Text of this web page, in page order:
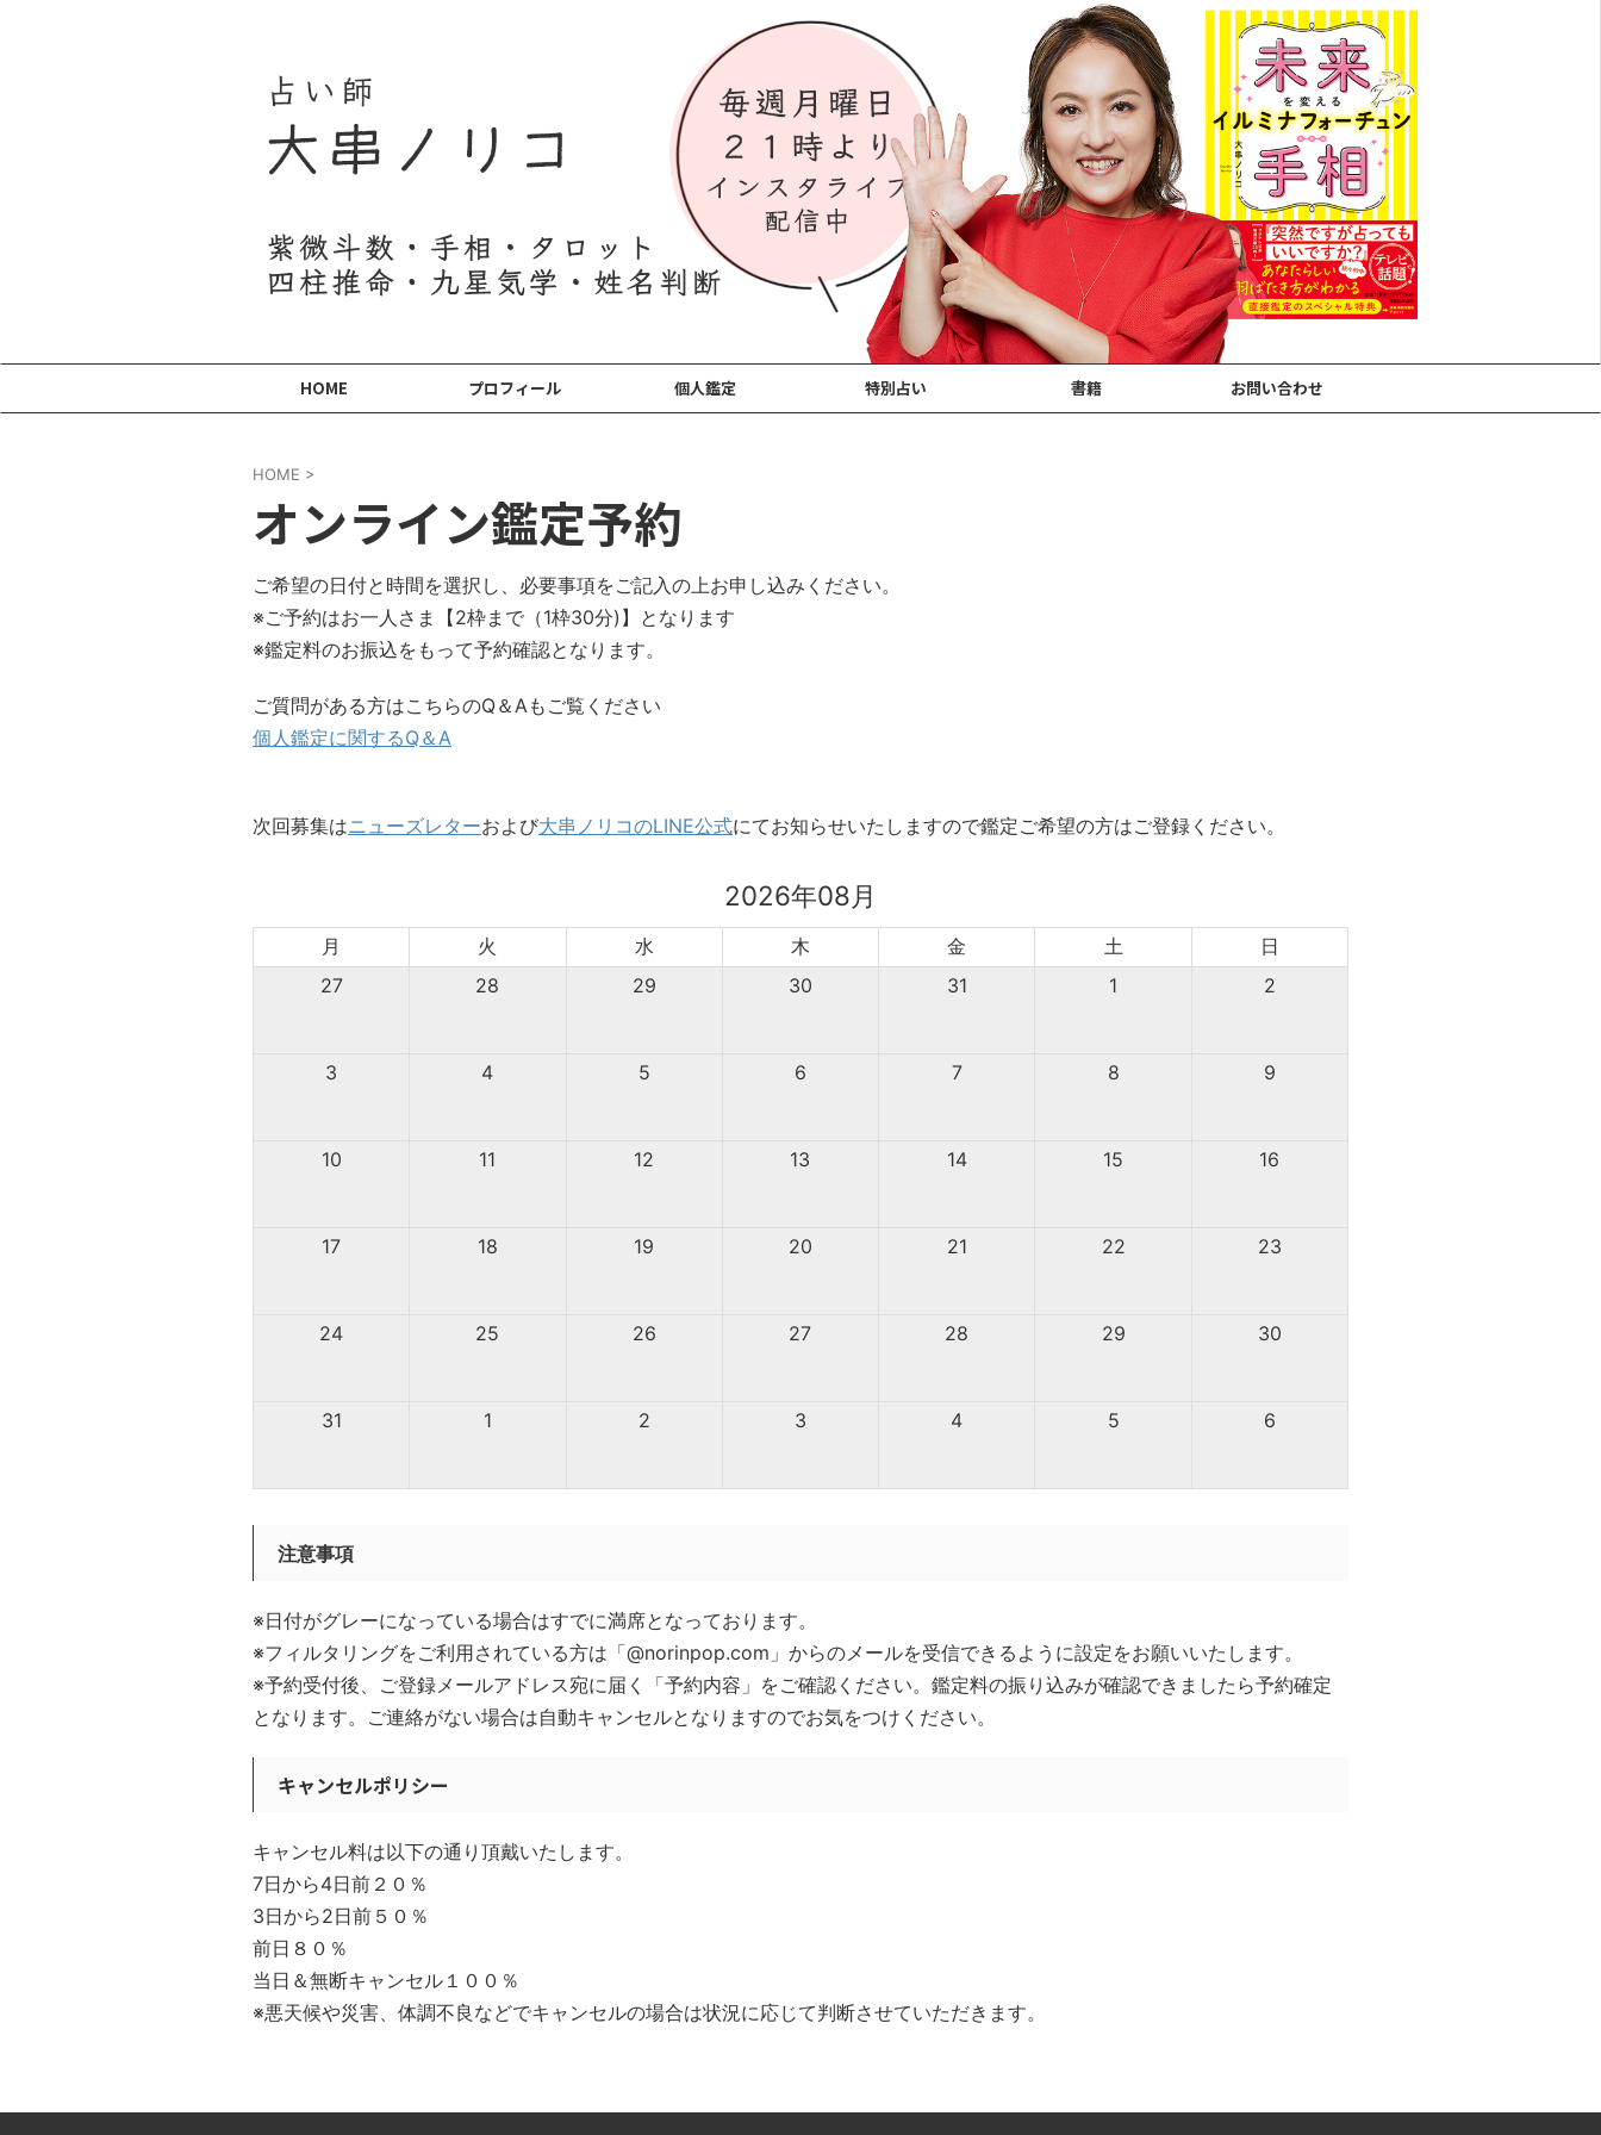
HOME プロフィール 個人鑑定 特別占い 書籍 お問い合わせ
HOME >
オンライン鑑定予約
ご希望の日付と時間を選択し、必要事項をご記入の上お申し込みください。
※ご予約はお一人さま【2枠まで（1枠30分)】となります
※鑑定料のお振込をもって予約確認となります。
ご質問がある方はこちらのQ＆Aもご覧ください
個人鑑定に関するQ＆A
次回募集はニューズレターおよび大串ノリコのLINE公式にてお知らせいたしますので鑑定ご希望の方はご登録ください。
2026年08月
月 火 水 木 金 土
日
27
28 29 30 31 1 2
3 4 5 6 7 8 9
10 11 12 13 14 15 16
17 18 19 20 21 22 23
24 25 26 27 28 29 30
31 1 2 3 4 5 6
注意事項
※日付がグレーになっている場合はすでに満席となっております。
※フィルタリングをご利用されている方は「@norinpop.com」からのメールを受信できるように設定をお願いいたします。
※予約受付後、ご登録メールアドレス宛に届く「予約内容」をご確認ください。鑑定料の振り込みが確認できましたら予約確定
となります。ご連絡がない場合は自動キャンセルとなりますのでお気をつけください。
キャンセルポリシー
キャンセル料は以下の通り頂戴いたします。
7日から4日前２０％
3日から2日前５０％
前日８０％
当日＆無断キャンセル１００％
※悪天候や災害、体調不良などでキャンセルの場合は状況に応じて判断させていただきます。